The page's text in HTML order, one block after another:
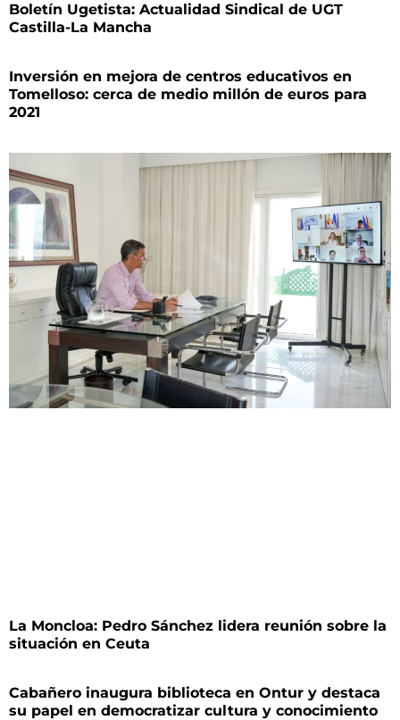
Boletín Ugetista: Actualidad Sindical de UGT
Castilla-La Mancha
Inversión en mejora de centros educativos en
Tomelloso: cerca de medio millón de euros para
2021
La Moncloa: Pedro Sánchez lidera reunión sobre la
situación en Ceuta
Cabañero inaugura biblioteca en Ontur y destaca
su papel en democratizar cultura y conocimiento